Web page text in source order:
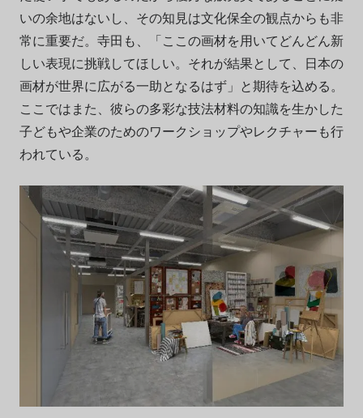
いの余地はないし、その知見は文化保全の観点からも非
常に重要だ。寺田も、「ここの画材を用いてどんどん新
しい表現に挑戦してほしい。それが結果として、日本の
画材が世界に広がる一助となるはず」と期待を込める。
ここではまた、彼らの多彩な技法材料の知識を生かした
子どもや企業のためのワークショップやレクチャーも行
われている。